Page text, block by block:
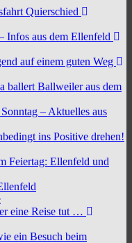
Quierschied
Infos aus dem Ellenfeld
auf einem guten Weg
ballert Ballweiler aus dem
– Aktuelles aus
ins Positive drehen!
Feiertag: Ellenfeld und
eine Reise tut …
ein Besuch beim